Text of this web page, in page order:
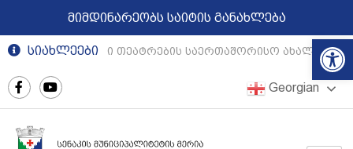
მიმდინარეობს საიტის განახლება
სიახლეები
რეგიონული თეატრების საერთაშორისო
Georgian